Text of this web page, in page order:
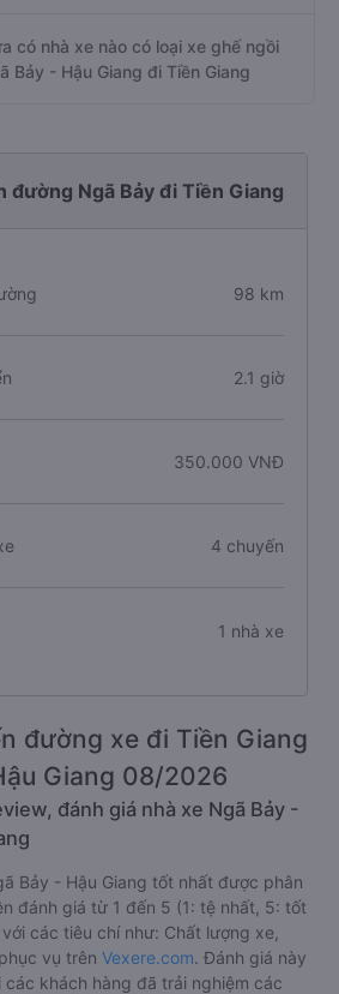
có nhà xe nào có loại xe ghế ngồi
Bảy - Hậu Giang đi Tiền Giang
đường Ngã Bảy đi Tiền Giang
98 km
2.1 giờ
350.000 VNĐ
4 chuyến
1 nhà xe
đường xe đi Tiền Giang
Giang 08/2026
đánh giá nhà xe Ngã Bảy -
Bảy - Hậu Giang tốt nhất được phân
đánh giá từ 1 đến 5 (1: tệ nhất, 5: tốt
các tiêu chí như: Chất lượng xe,
vụ trên Vexere.com. Đánh giá này
khách hàng đã trải nghiệm các